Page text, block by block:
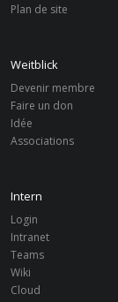
Plan de site
Weitblick
Devenir membre
Faire un don
Idée
Associations
Intern
Login
Intranet
Teams
Wiki
Cloud